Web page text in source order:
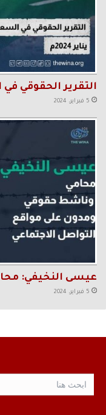
التقرير الحقوقي في
5 فبراير، 2024
عيسى النخيفي:
5 فبراير، 2024